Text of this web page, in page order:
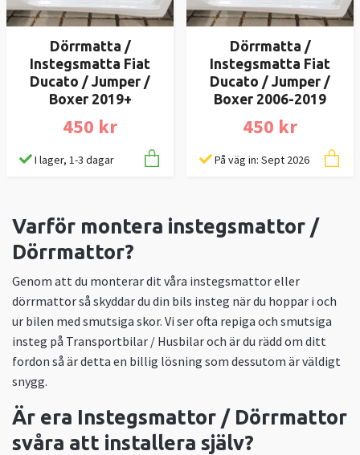
Dörrmatta /
Instegsmatta Fiat
Ducato / Jumper /
Boxer 2019+
450 kr
I lager, 1-3 dagar
Dörrmatta /
Instegsmatta Fiat
Ducato / Jumper /
Boxer 2006-2019
450 kr
På väg in: Sept 2026
Varför montera instegsmattor /
Dörrmattor?
Genom att du monterar dit våra instegsmattor eller
dörrmattor så skyddar du din bils insteg när du hoppar i och
ur bilen med smutsiga skor. Vi ser ofta repiga och smutsiga
insteg på Transportbilar / Husbilar och är du rädd om ditt
fordon så är detta en billig lösning som dessutom är väldigt
snygg.
Är era Instegsmattor / Dörrmattor
svåra att installera själv?